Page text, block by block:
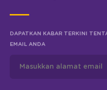
DAPATKAN KABAR TERKINI
EMAIL ANDA